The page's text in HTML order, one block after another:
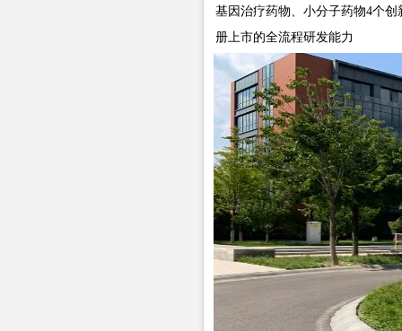
基因治疗药物、小分子药物4个
册上市的全流程研发能力